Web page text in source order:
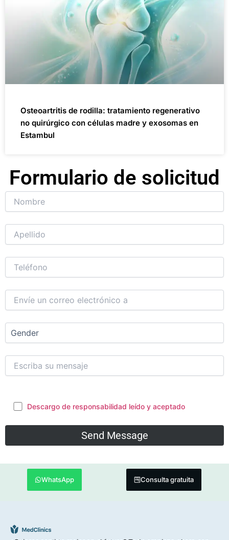
Osteoartritis de rodilla: tratamiento regenerativo
no quirúrgico con células madre y exosomas en
Estambul
Formulario de solicitud
Descargo de responsabilidad leído y aceptado
WhatsApp Consulta gratuita